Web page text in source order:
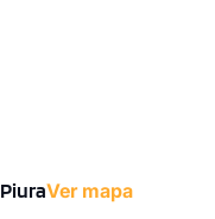
Ver mapa